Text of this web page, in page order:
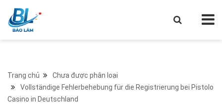
Trang chủ
Chưa được phân loại
Vollständige Fehlerbehebung für die Registrierung bei Pistolo
Casino in Deutschland